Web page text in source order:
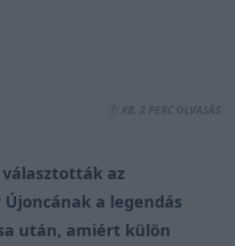
⏱️ KB. 2 PERC OLVASÁS
az
Újoncának a legendás
után, amiért külön